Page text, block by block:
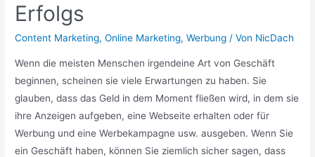
Erfolgs
Content Marketing,Online Marketing,Werbung / Von NicDach
Wenn die meisten Menschen irgendeine Art von Geschäft
beginnen, scheinen sie viele Erwartungen zu haben. Sie
glauben, dass das Geld in dem Moment fließen wird, in dem sie
ihre Anzeigen aufgeben, eine Webseite erhalten oder für
Werbung und eine Werbekampagne usw. ausgeben. Wenn Sie
ein Geschäft haben, können Sie ziemlich sicher sagen, dass